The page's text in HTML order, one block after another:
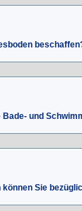
Bade- und
können Sie